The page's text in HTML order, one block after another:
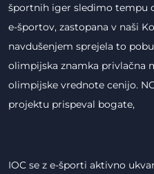
športnih iger sledimo tempu
e-športov, zastopana v naši
navdušenjem sprejela to
olimpijska znamka privlačna
olimpijske vrednote cenijo.
projektu prispeval bogate,
IOC se z e-športi aktivno